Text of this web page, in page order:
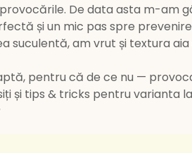
De data asta m-am
și un mic pas spre
suculentă, am vrut și textura
pentru că de ce nu —
și tips & tricks pentru varianta